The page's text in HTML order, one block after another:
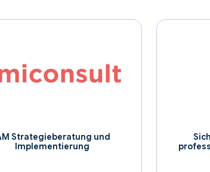
Strategieberatung und
Implementierung